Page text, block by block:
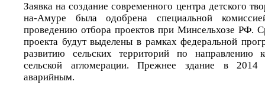
Заявка на создание современного центра детского
на-Амуре была одобрена специальной
проведению отбора проектов при Минсельхозе РФ.
проекта будут выделены в рамках федеральной
развитию сельских территорий по направлению
сельской агломерации. Прежнее здание в
аварийным.